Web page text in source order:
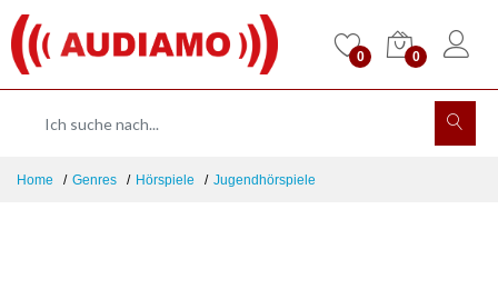
0 0
Home Genres Hörspiele Jugendhörspiele